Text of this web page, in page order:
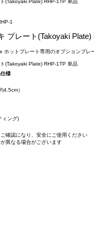
1
プレート(Takoyaki
ホットプレート専用のオプションプ
様
4.5cm）
ィング)
確認になり、安全にご使用ください
異なる場合がございます